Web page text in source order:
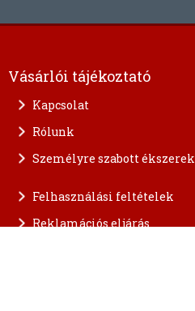
Vásárlói tájékoztató
Kapcsolat
Rólunk
Személyre szabott ékszerek
Felhasználási feltételek
Reklamációs eljárás